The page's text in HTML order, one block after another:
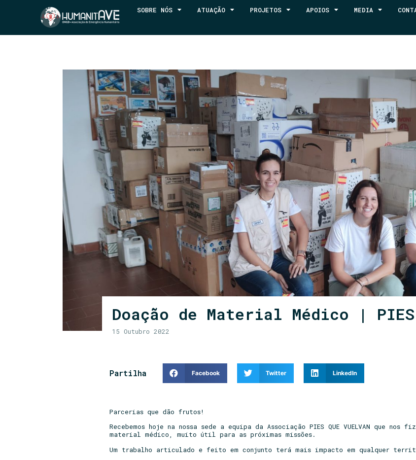
SOBRE NÓS ATUAÇÃO PROJETOS APOIOS MEDIA
Doação de Material Médico | PIES
15 Outubro 2022
Partilha Facebook Twitter LinkedIn
Parcerias que dão frutos!
Recebemos hoje na nossa sede a equipa da Associação PIES QUE VUELVAN que nos
material médico, muito útil para as próximas missões.
Um trabalho articulado e feito em conjunto terá mais impacto em qualquer